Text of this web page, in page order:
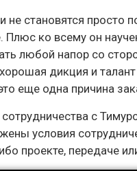
не становятся просто
Плюс ко всему он
любой напор со
дикция и
еще одна причина
с
условия
проекте, передаче